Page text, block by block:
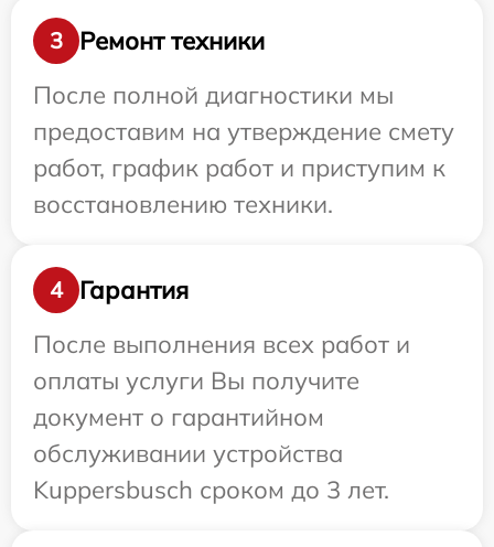
3
Ремонт техники
После полной диагностики мы
предоставим на утверждение смету
работ, график работ и приступим к
восстановлению техники.
4
Гарантия
После выполнения всех работ и
оплаты услуги Вы получите
документ о гарантийном
обслуживании устройства
Kuppersbusch сроком до 3 лет.